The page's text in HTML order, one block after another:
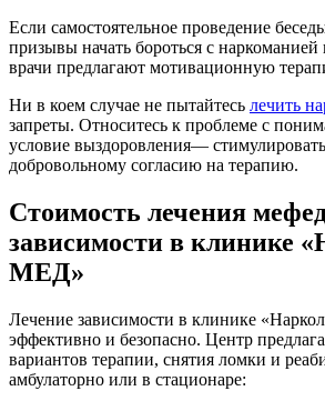
Если самостоятельное проведение
призывы начать бороться с
врачи предлагают мотивационную
Ни в коем случае не пытайтесь лечить
запреты. Относитесь к проблеме с
условие выздоровления—
добровольному согласию на терапию.
Стоимость лечения
зависимости в клинике
МЕД»
Лечение зависимости в клинике
эффективно и безопасно. Центр
вариантов терапии, снятия ломки и
амбулаторно или в стационаре: